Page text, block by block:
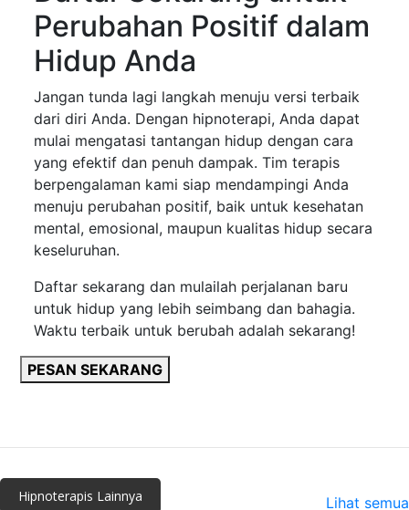
Perubahan Positif dalam
Hidup Anda
Jangan tunda lagi langkah menuju versi terbaik
dari diri Anda. Dengan hipnoterapi, Anda dapat
mulai mengatasi tantangan hidup dengan cara
yang efektif dan penuh dampak. Tim terapis
berpengalaman kami siap mendampingi Anda
menuju perubahan positif, baik untuk kesehatan
mental, emosional, maupun kualitas hidup secara
keseluruhan.
Daftar sekarang dan mulailah perjalanan baru
untuk hidup yang lebih seimbang dan bahagia.
Waktu terbaik untuk berubah adalah sekarang!
PESAN SEKARANG
Hipnoterapis Lainnya Lihat semua